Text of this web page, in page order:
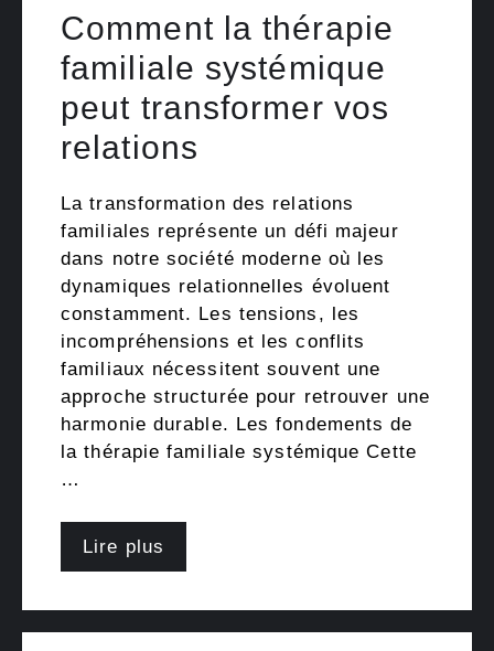
Comment la thérapie
familiale systémique
peut transformer vos
relations
La transformation des relations
familiales représente un défi majeur
dans notre société moderne où les
dynamiques relationnelles évoluent
constamment. Les tensions, les
incompréhensions et les conflits
familiaux nécessitent souvent une
approche structurée pour retrouver une
harmonie durable. Les fondements de
la thérapie familiale systémique Cette
…
Lire plus